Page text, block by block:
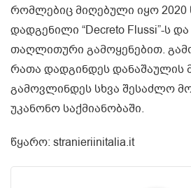
რომლებიც მიღებული იყო
დადგენილი “Decreto Flussi”-ს და
თაღლითური გამოყენებით.
რათა დადგინდეს დანაშაულის
გამოვლინდეს სხვა შესაძლო
უკანონო საქმიანობაში.
წყარო: stranieriinitalia.it